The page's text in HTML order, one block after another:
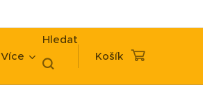
Více
Hledat
Košík